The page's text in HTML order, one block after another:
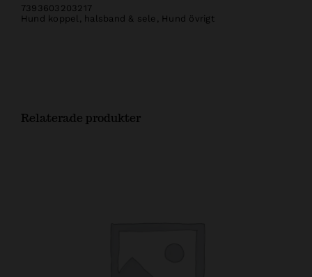
7393603203217
Hund koppel, halsband & sele
Hund övrigt
Relaterade produkter